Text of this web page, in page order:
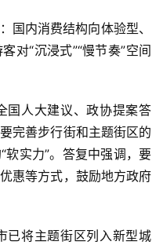
国内消费结构向体验型、
对“沉浸式”“慢节奏”空间
人大建议、政协提案答
完善步行街和主题街区的
软实力”。答复中强调，要
惠等方式，鼓励地方政府
将主题街区列入新型城